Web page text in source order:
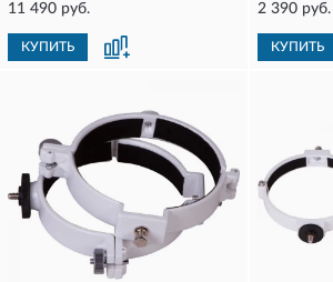
11 490 руб.
КУПИТЬ
2 390 руб.
КУПИТЬ